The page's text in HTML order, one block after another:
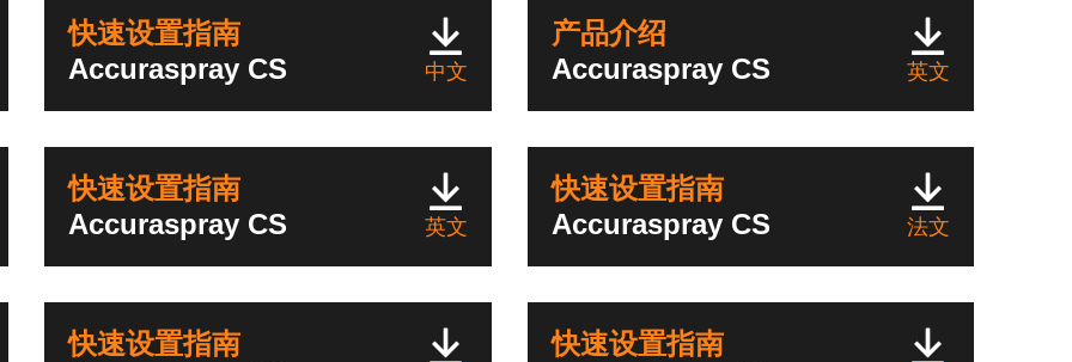
快速设置指南
Accuraspray CS
中文
产品介绍
Accuraspray CS
英文
快速设置指南
Accuraspray CS
英文
快速设置指南
Accuraspray CS
法文
快速设置指南
快速设置指南